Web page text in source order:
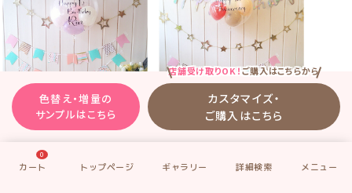
色替え・増量の
サンプルはこちら
店舗受け取りOK！ご購入はこちらから
カスタマイズ・
ご購入はこちら
0